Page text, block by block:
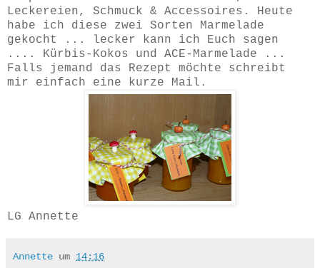
Leckereien, Schmuck & Accessoires. Heute
habe ich diese zwei Sorten Marmelade
gekocht ... lecker kann ich Euch sagen
.... Kürbis-Kokos und ACE-Marmelade ...
Falls jemand das Rezept möchte schreibt
mir einfach eine kurze Mail.
LG Annette
Annette um 14:16